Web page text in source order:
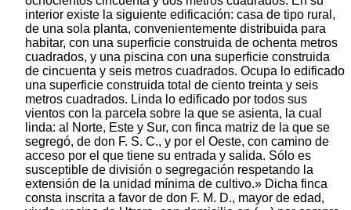
interior existe la siguiente edificación: casa de tipo rural,
de una sola planta, convenientemente distribuida para
habitar, con una superficie construida de ochenta metros
cuadrados, y una piscina con una superficie construida
de cincuenta y seis metros cuadrados. Ocupa lo edificado
una superficie construida total de ciento treinta y seis
metros cuadrados. Linda lo edificado por todos sus
vientos con la parcela sobre la que se asienta, la cual
linda: al Norte, Este y Sur, con finca matriz de la que se
segregó, de don F. S. C., y por el Oeste, con camino de
acceso por el que tiene su entrada y salida. Sólo es
susceptible de división o segregación respetando la
extensión de la unidad mínima de cultivo.» Dicha finca
consta inscrita a favor de don F. M. D., mayor de edad,